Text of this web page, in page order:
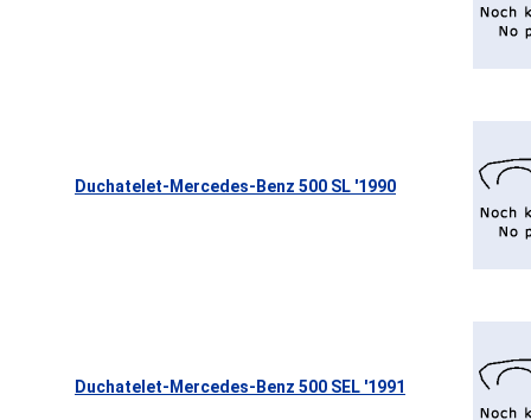
Duchatelet-Mercedes-Benz 500 SL '1990
Duchatelet-Mercedes-Benz 500 SEL '1991